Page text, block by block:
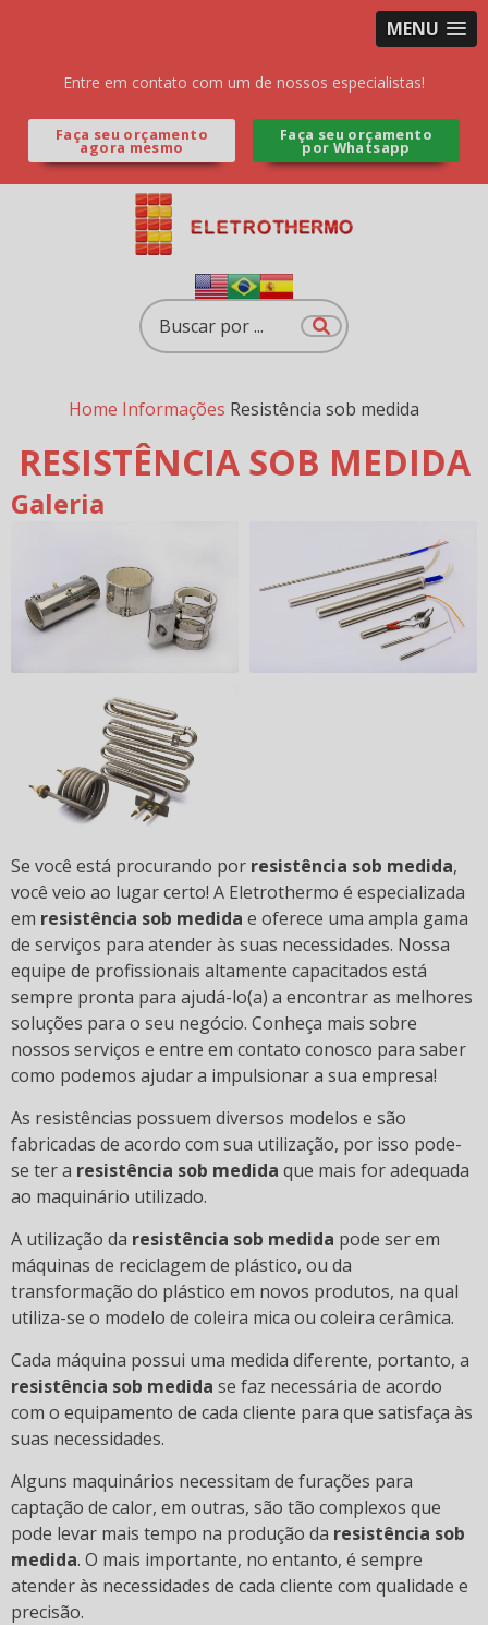
MENU
Entre em contato com um de nossos especialistas!
Faça seu orçamento
agora mesmo
Faça seu orçamento
por Whatsapp
Home Informações Resistência sob medida
RESISTÊNCIA SOB MEDIDA
Galeria
Se você está procurando por resistência sob medida,
você veio ao lugar certo! A Eletrothermo é especializada
em resistência sob medida e oferece uma ampla gama
de serviços para atender às suas necessidades. Nossa
equipe de profissionais altamente capacitados está
sempre pronta para ajudá-lo(a) a encontrar as melhores
soluções para o seu negócio. Conheça mais sobre
nossos serviços e entre em contato conosco para saber
como podemos ajudar a impulsionar a sua empresa!
As resistências possuem diversos modelos e são
fabricadas de acordo com sua utilização, por isso pode-
se ter a resistência sob medida que mais for adequada
ao maquinário utilizado.
A utilização da resistência sob medida pode ser em
máquinas de reciclagem de plástico, ou da
transformação do plástico em novos produtos, na qual
utiliza-se o modelo de coleira mica ou coleira cerâmica.
Cada máquina possui uma medida diferente, portanto, a
resistência sob medida se faz necessária de acordo
com o equipamento de cada cliente para que satisfaça às
suas necessidades.
Alguns maquinários necessitam de furações para
captação de calor, em outras, são tão complexos que
pode levar mais tempo na produção da resistência sob
medida. O mais importante, no entanto, é sempre
atender às necessidades de cada cliente com qualidade e
precisão.